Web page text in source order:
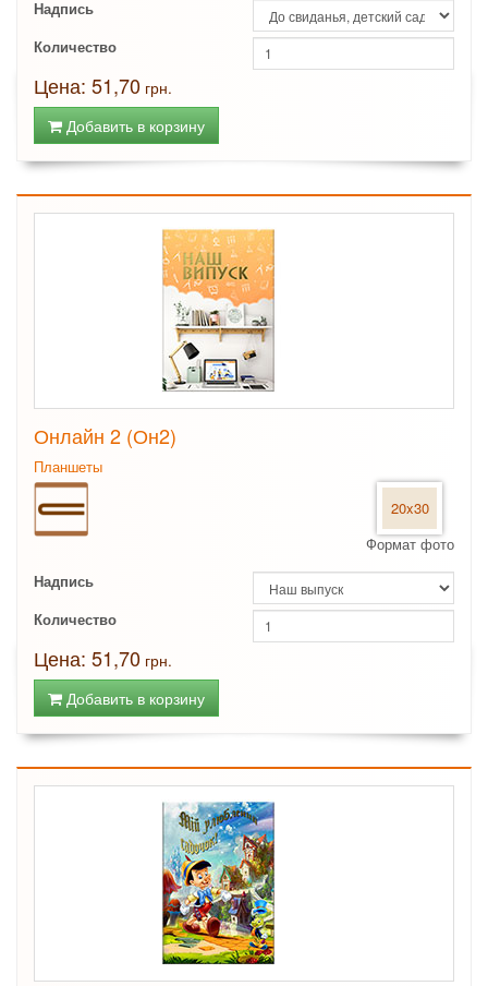
Надпись
Количество
Цена: 51,70 грн.
Добавить в корзину
Онлайн 2 (Он2)
Планшеты
20x30
Формат фото
Надпись
Количество
Цена: 51,70 грн.
Добавить в корзину